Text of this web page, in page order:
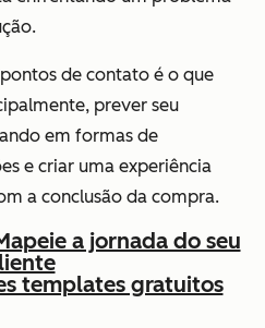
de contato é o que
prever seu
em formas de
e criar uma experiência
a conclusão da compra.
a jornada do seu
templates gratuitos